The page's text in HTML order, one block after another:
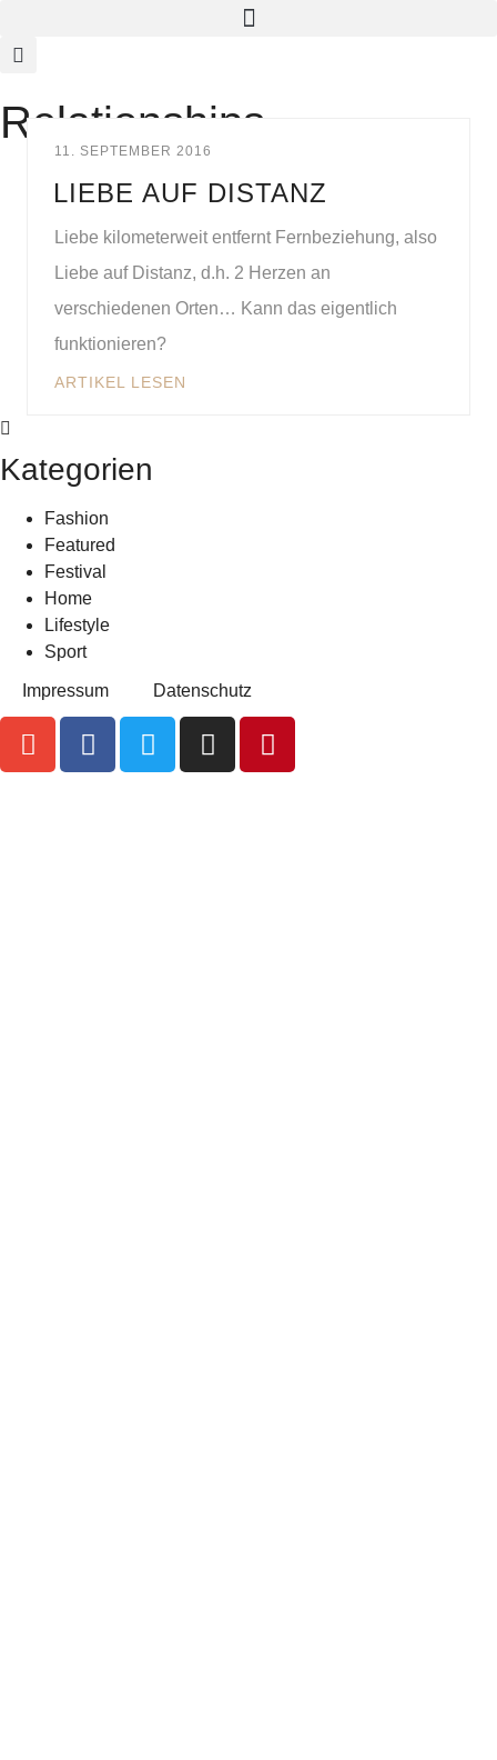
Relationships
11. SEPTEMBER 2016
LIEBE AUF DISTANZ
Liebe kilometerweit entfernt Fernbeziehung, also
Liebe auf Distanz, d.h. 2 Herzen an
verschiedenen Orten… Kann das eigentlich
funktionieren?
ARTIKEL LESEN
Kategorien
Fashion
Featured
Festival
Home
Lifestyle
Sport
Impressum Datenschutz